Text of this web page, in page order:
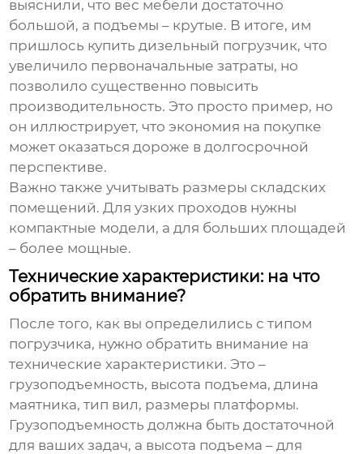
выяснили, что вес мебели достаточно
большой, а подъемы – крутые. В итоге, им
пришлось купить дизельный погрузчик, что
увеличило первоначальные затраты, но
позволило существенно повысить
производительность. Это просто пример, но
он иллюстрирует, что экономия на покупке
может оказаться дороже в долгосрочной
перспективе.
Важно также учитывать размеры складских
помещений. Для узких проходов нужны
компактные модели, а для больших площадей
– более мощные.
Технические характеристики: на что
обратить внимание?
После того, как вы определились с типом
погрузчика, нужно обратить внимание на
технические характеристики. Это –
грузоподъемность, высота подъема, длина
маятника, тип вил, размеры платформы.
Грузоподъемность должна быть достаточной
для ваших задач, а высота подъема – для